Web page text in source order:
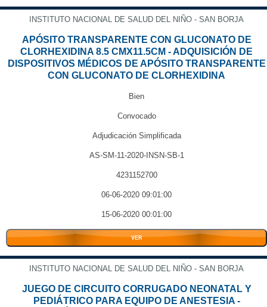
INSTITUTO NACIONAL DE SALUD DEL NIÑO - SAN BORJA
APÓSITO TRANSPARENTE CON GLUCONATO DE
CLORHEXIDINA 8.5 CMX11.5CM - ADQUISICIÓN DE
DISPOSITIVOS MÉDICOS DE APÓSITO TRANSPARENTE
CON GLUCONATO DE CLORHEXIDINA
Bien
Convocado
Adjudicación Simplificada
AS-SM-11-2020-INSN-SB-1
4231152700
06-06-2020 09:01:00
15-06-2020 00:01:00
VER
INSTITUTO NACIONAL DE SALUD DEL NIÑO - SAN BORJA
JUEGO DE CIRCUITO CORRUGADO NEONATAL Y
PEDIÁTRICO PARA EQUIPO DE ANESTESIA -